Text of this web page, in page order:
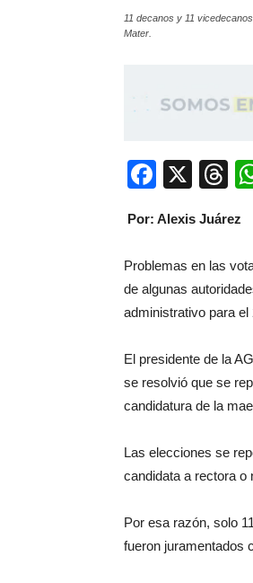
11 decanos y 11
Mater.
X
Por: Alexis Juárez
Problemas en las
de algunas
administrativo para
El presidente de la
se resolvió que se
candidatura de la
Las elecciones se
candidata a rectora o
Por esa razón, solo
fueron juramentados